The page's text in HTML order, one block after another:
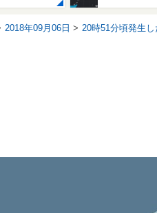
2018年09月06日 20時51分頃発生